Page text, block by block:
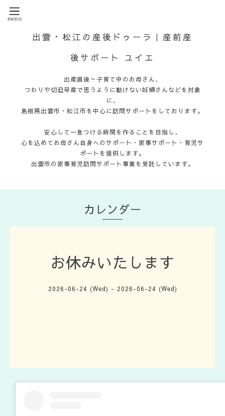
出雲・松江の産後ドゥーラ｜産前産
後サポート ユイエ
出産直後～子育て中のお母さん、
つわりや切迫早産で思うように動けない妊婦さんなどを対象
に、
島根県出雲市・松江市を中心に訪問サポートをしております。
安心して一息つける時間を作ることを目指し、
心を込めてお母さん自身へのサポート・家事サポート・育児サ
ポートを提供します。
出雲市の家事育児訪問サポート事業を受託しています。
カレンダー
お休みいたします
2026-06-24 (Wed) - 2026-06-24 (Wed)